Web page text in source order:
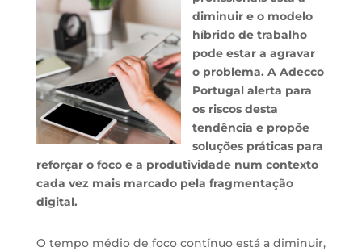
diminuir e o modelo
híbrido de trabalho
pode estar a agravar
o problema. A Adecco
Portugal alerta para
os riscos desta
tendência e propõe
soluções práticas para
reforçar o foco e a produtividade num contexto
cada vez mais marcado pela fragmentação
digital.
O tempo médio de foco contínuo está a diminuir,